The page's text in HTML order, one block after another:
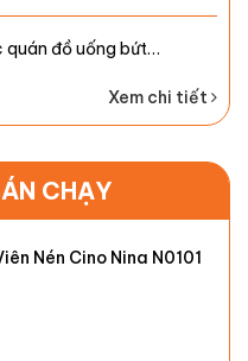
quán đồ uống bứt…
Xem chi tiết
CHẠY
Nén Cino Nina N0101